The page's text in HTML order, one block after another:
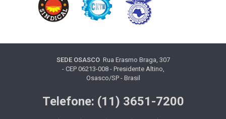
SEDE OSASCORua Erasmo Braga, 307
- CEP 06213-008 - Presidente Altino,
Osasco/SP - Brasil
Telefone: (11) 3651-7200